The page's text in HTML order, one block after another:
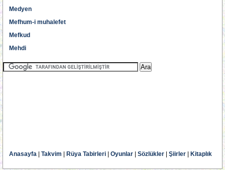
Medyen
Mefhum-i muhalefet
Mefkud
Mehdi
Anasayfa Takvim Rüya Tabirleri Oyunlar Sözlükler Şiirler Kitaplık